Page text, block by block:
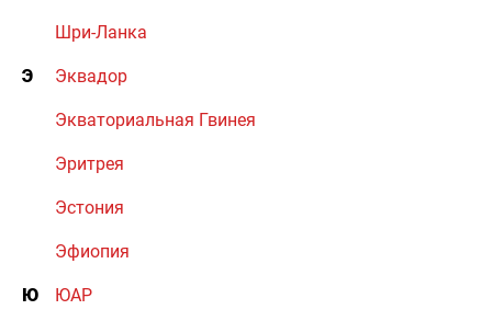
Шри-Ланка
Э Эквадор
Экваториальная Гвинея
Эритрея
Эстония
Эфиопия
Ю ЮАР